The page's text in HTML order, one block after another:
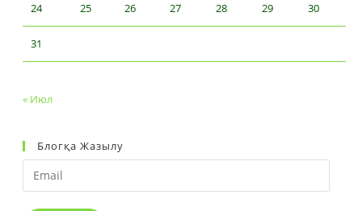
24 25 26 27 28 29 30
31
« Июл
Блогқа Жазылу
Email